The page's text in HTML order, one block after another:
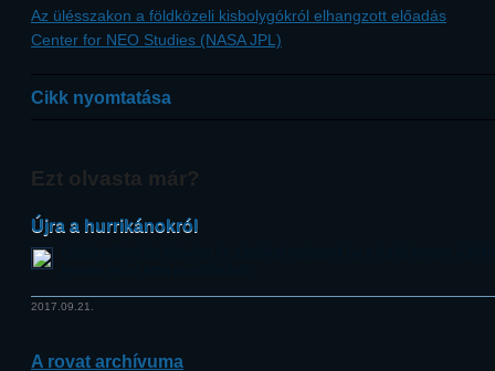
Az ülésszakon a földközeli kisbolygókról elhangzott előadás
Center for NEO Studies (NASA JPL)
Cikk nyomtatása
Ezt olvasta már?
Újra a hurrikánokról
2017.09.21.
A rovat archívuma